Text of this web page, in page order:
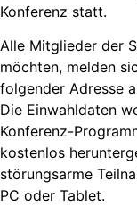
Konferenz statt.
Alle Mitglieder der
möchten, melden
folgender Adresse
Die Einwahldaten
Konferenz-
kostenlos
störungsarme
PC oder Tablet.